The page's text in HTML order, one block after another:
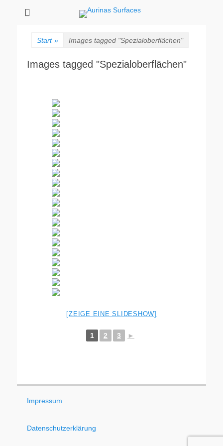
Aurinas Surfaces
Oberflächen Manufaktur
Start » Images tagged "Spezialoberflächen"
Images tagged "Spezialoberflächen"
[ZEIGE EINE SLIDESHOW]
1 2 3 ►
Impressum
Datenschutzerklärung